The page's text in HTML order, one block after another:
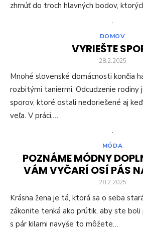
zhrnúť do troch hlavných bodov,
DOMOV
VYRIEŠTE
28.2.2025
Mnohé slovenské domácnosti končia
rozbitými taniermi. Odcudzenie rodiny
sporov, ktoré ostali nedoriešené aj
veľa. V práci,…
MÓDA
POZNÁME MÓDNY
VÁM VYČARÍ OSÍ PÁS
28.2.2025
Krásna žena je tá, ktorá sa o seba
zákonite tenká ako prútik, aby ste boli
s pár kilami navyše to môžete…